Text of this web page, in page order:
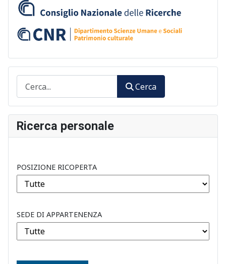
Cerca
Ricerca personale
POSIZIONE RICOPERTA
SEDE DI APPARTENENZA